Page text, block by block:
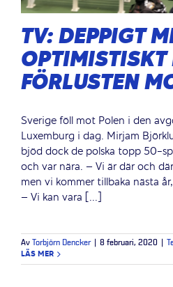
TV: DEPPIGT
OPTIMISTISKT
FÖRLUSTEN
Sverige föll mot Polen i den
Luxemburg i dag. Mirjam
bjöd dock de polska topp 50-
och var nära. – Vi är där och
men vi kommer tillbaka nästa
– Vi kan vara [...]
Av Torbjörn Dencker 8 februari, 2020
LÄS MER